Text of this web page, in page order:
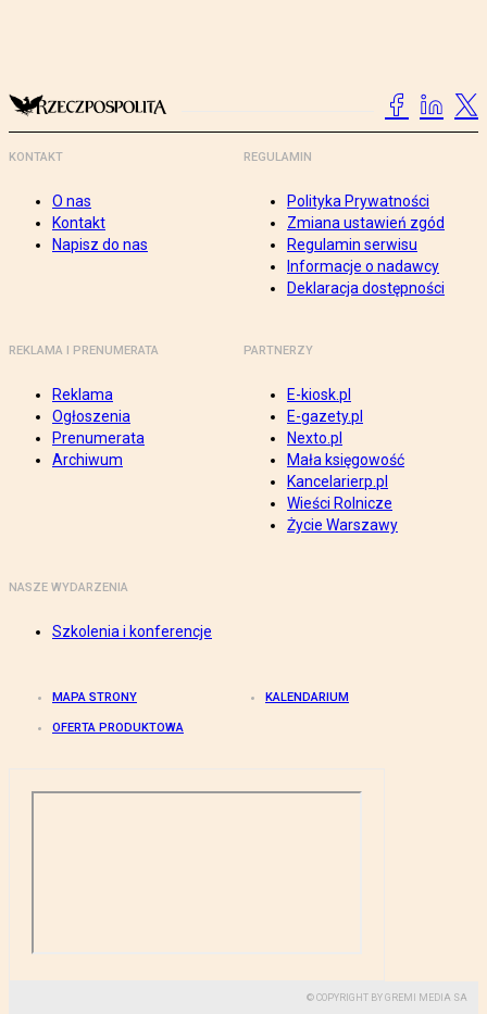
KONTAKT
O nas
Kontakt
Napisz do nas
REGULAMIN
Polityka Prywatności
Zmiana ustawień zgód
Regulamin serwisu
Informacje o nadawcy
Deklaracja dostępności
REKLAMA I PRENUMERATA
Reklama
Ogłoszenia
Prenumerata
Archiwum
PARTNERZY
E-kiosk.pl
E-gazety.pl
Nexto.pl
Mała księgowość
Kancelarierp.pl
Wieści Rolnicze
Życie Warszawy
NASZE WYDARZENIA
Szkolenia i konferencje
MAPA STRONY KALENDARIUM
OFERTA PRODUKTOWA
© COPYRIGHT BY GREMI MEDIA SA